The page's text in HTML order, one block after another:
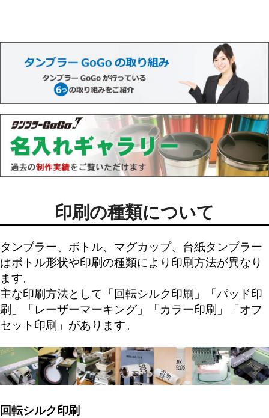
印刷の種類について
タンブラー、ボトル、マグカップ、台紙タンブラー
はボトル形状や印刷の種類により印刷方法が異なり
ます。
主な印刷方法として「 回転シルク印刷 」「 パッド印
刷 」「 レーザーマーキング」「 カラー印刷 」「 オフ
セット印刷 」があります。
回転シルク印刷